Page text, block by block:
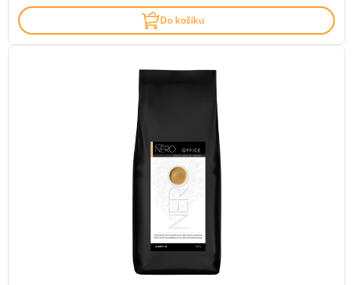
Do košíku